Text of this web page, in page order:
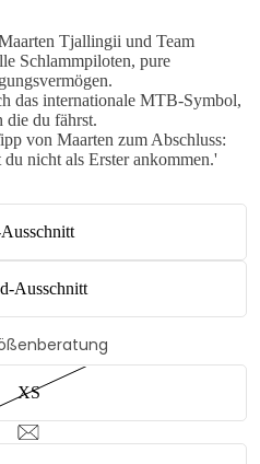
Tjallingii und Team
Schlammpiloten, pure
das internationale MTB-Symbol,
die du fährst.
von Maarten zum Abschluss:
nicht als Erster ankommen.'
Ausschnitt
XS